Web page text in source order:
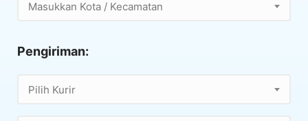
Masukkan Kota / Kecamatan
Pengiriman:
Pilih Kurir